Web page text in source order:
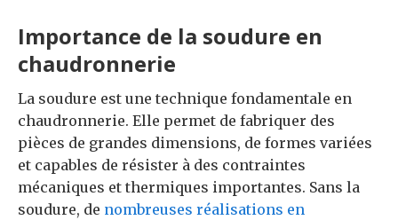
Importance de la soudure en
chaudronnerie
La soudure est une technique fondamentale en
chaudronnerie. Elle permet de fabriquer des
pièces de grandes dimensions, de formes variées
et capables de résister à des contraintes
mécaniques et thermiques importantes. Sans la
soudure, de nombreuses réalisations en